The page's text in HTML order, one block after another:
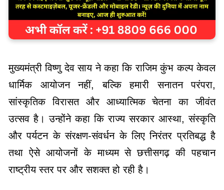
मुख्यमंत्री विष्णु देव साय ने कहा कि राजिम कुंभ कल्प केवल
धार्मिक आयोजन नहीं, बल्कि हमारी सनातन परंपरा,
सांस्कृतिक विरासत और आध्यात्मिक चेतना का जीवंत
उत्सव है। उन्होंने कहा कि राज्य सरकार आस्था, संस्कृति
और पर्यटन के संरक्षण-संवर्धन के लिए निरंतर प्रतिबद्ध है
तथा ऐसे आयोजनों के माध्यम से छत्तीसगढ़ की पहचान
राष्ट्रीय स्तर पर और सशक्त हो रही है।